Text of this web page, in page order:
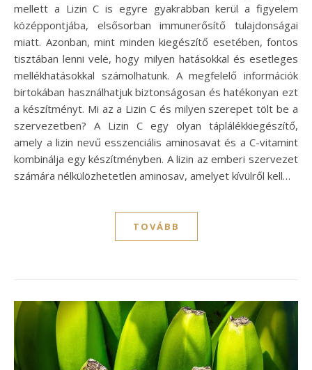
mellett a Lizin C is egyre gyakrabban kerül a figyelem
középpontjába, elsősorban immunerősítő tulajdonságai
miatt. Azonban, mint minden kiegészítő esetében, fontos
tisztában lenni vele, hogy milyen hatásokkal és esetleges
mellékhatásokkal számolhatunk. A megfelelő információk
birtokában használhatjuk biztonságosan és hatékonyan ezt
a készítményt. Mi az a Lizin C és milyen szerepet tölt be a
szervezetben? A Lizin C egy olyan táplálékkiegészítő,
amely a lizin nevű esszenciális aminosavat és a C-vitamint
kombinálja egy készítményben. A lizin az emberi szervezet
számára nélkülözhetetlen aminosav, amelyet kívülről kell…
TOVÁBB